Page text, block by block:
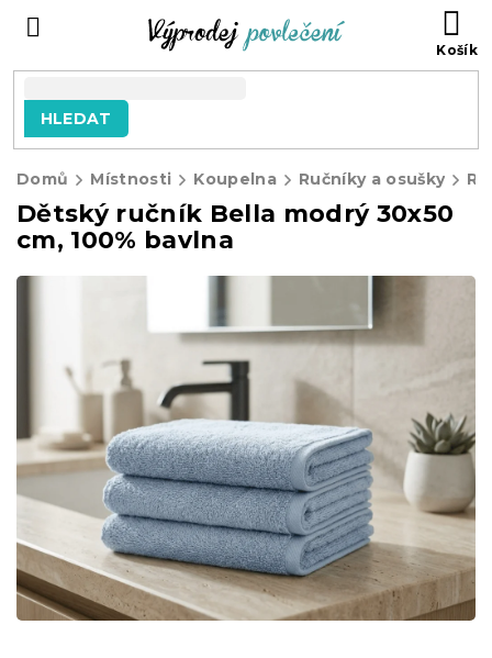
HLEDAT
Domů Místnosti Koupelna Ručníky a osušky
Dětský ručník Bella modrý 30x50
cm, 100% bavlna